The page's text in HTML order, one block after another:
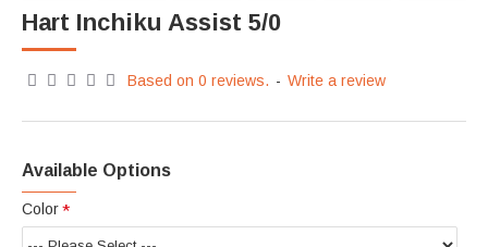
Hart Inchiku Assist 5/0
Based on 0 reviews. - Write a review
Available Options
Color